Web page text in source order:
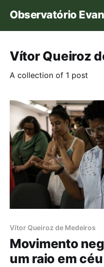
Observatório
Vítor Queiroz
A collection of 1 post
Vítor Queiroz de Medeiros
Movimento
um raio em